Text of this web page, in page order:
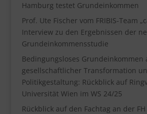
Hamburg testet Grundeinkommen
Prof. Ute Fischer vom FRIBIS-Team
Interview zu den Ergebnissen der
Grundeinkommensstudie
Bedingungsloses Grundeinkommen
gesellschaftlicher Transformation
Politikgestaltung: Rückblick auf
Universität Wien im WS 24/25
Rückblick auf den Fachtag an der